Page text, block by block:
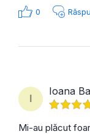
0
I
Ioana
Mi-au plăcut